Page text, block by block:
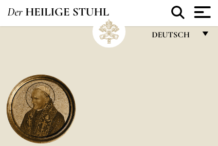
Der HEILIGE STUHL
DEUTSCH